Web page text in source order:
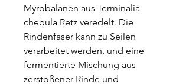
Myrobalanen aus Terminalia
chebula Retz veredelt. Die
Rindenfaser kann zu Seilen
verarbeitet werden, und eine
fermentierte Mischung aus
zerstoßener Rinde und